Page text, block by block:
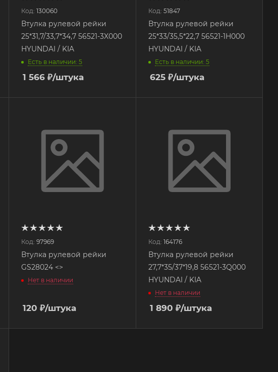
Код: 130060
Втулка рулевой рейки
25*31,7/33,7*34,7 56521-3X000
HYUNDAI / KIA
Есть в наличии: 5
1 566 ₽/штука
Код: 51847
Втулка рулевой рейки
25*33/35,5*22,7 56521-1H000
HYUNDAI / KIA
Есть в наличии: 5
625₽/штука
Код: 97969
Втулка рулевой рейки
GS28024 <>
Нет в наличии
120 ₽/штука
Код: 164176
Втулка рулевой рейки
27,7*35/37*19,8 56521-3Q000
HYUNDAI / KIA
Нет в наличии
1 890 ₽/штука